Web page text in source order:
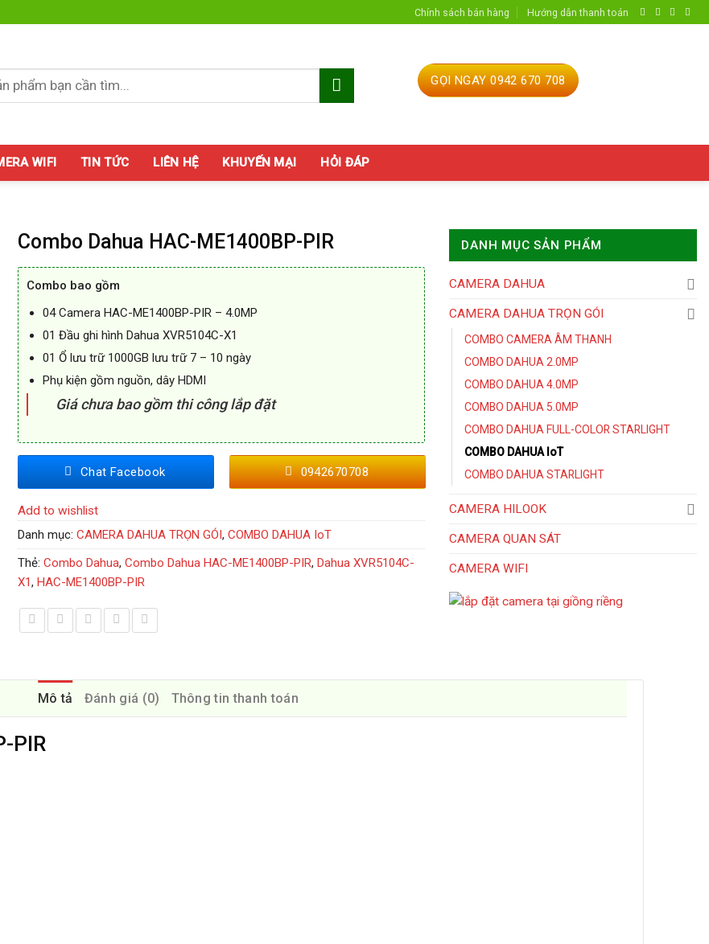
Chính sách bán hàng Hướng dẫn thanh toán
GỌI NGAY 0942 670 708
WIFI TIN TỨC LIÊN HỆ KHUYẾN MẠI HỎI ĐÁP
Combo Dahua HAC-ME1400BP-PIR
Combo bao gồm
04 Camera HAC-ME1400BP-PIR – 4.0MP
01 Đầu ghi hình Dahua XVR5104C-X1
01 Ổ lưu trữ 1000GB lưu trữ 7 – 10 ngày
Phụ kiện gồm nguồn, dây HDMI
Giá chưa bao gồm thi công lắp đặt
Chat Facebook 0942670708
Add to wishlist
Danh mục:CAMERA DAHUA TRỌN GÓI,COMBO DAHUA IoT
Thẻ:Combo Dahua,Combo Dahua HAC-ME1400BP-PIR,Dahua XVR5104C-
X1,HAC-ME1400BP-PIR
DANH MỤC SẢN PHẨM
CAMERA DAHUA
CAMERA DAHUA TRỌN GÓI
COMBO CAMERA ÂM THANH
COMBO DAHUA 2.0MP
COMBO DAHUA 4.0MP
COMBO DAHUA 5.0MP
COMBO DAHUA FULL-COLOR STARLIGHT
COMBO DAHUA IoT
COMBO DAHUA STARLIGHT
CAMERA HILOOK
CAMERA QUAN SÁT
CAMERA WIFI
Mô tả Đánh giá (0) Thông tin thanh toán
PIR